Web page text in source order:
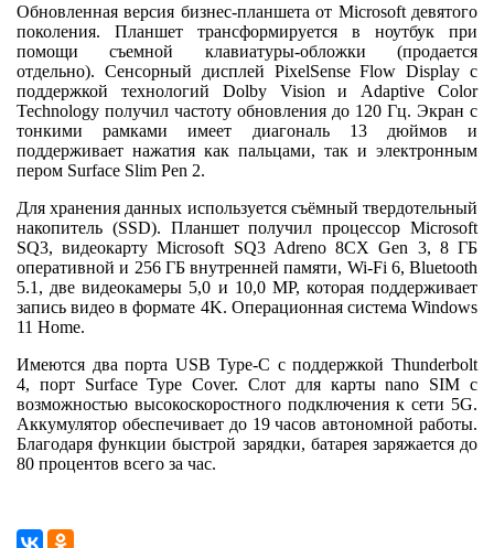
Обновленная версия бизнес-планшета от Microsoft девятого
поколения. Планшет трансформируется в ноутбук при
помощи съемной клавиатуры-обложки (продается
отдельно). Сенсорный дисплей PixelSense Flow Display с
поддержкой технологий Dolby Vision и Adaptive Color
Technology получил частоту обновления до 120 Гц. Экран с
тонкими рамками имеет диагональ 13 дюймов и
поддерживает нажатия как пальцами, так и электронным
пером Surface Slim Pen 2.
Для хранения данных используется съёмный твердотельный
накопитель (SSD). Планшет получил процессор Microsoft
SQ3, видеокарту Microsoft SQ3 Adreno 8CX Gen 3, 8 ГБ
оперативной и 256 ГБ внутренней памяти, Wi-Fi 6, Bluetooth
5.1, две видеокамеры 5,0 и 10,0 MP, которая поддерживает
запись видео в формате 4K. Операционная система Windows
11 Home.
Имеются два порта USB Type-C с поддержкой Thunderbolt
4, порт Surface Type Cover. Слот для карты nano SIM с
возможностью высокоскоростного подключения к сети 5G.
Аккумулятор обеспечивает до 19 часов автономной работы.
Благодаря функции быстрой зарядки, батарея заряжается до
80 процентов всего за час.